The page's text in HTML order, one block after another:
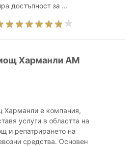
достъпност за ...
Харманли АМ
Харманли е компания,
услуги в областта на
и репатрирането на
средства. Основен